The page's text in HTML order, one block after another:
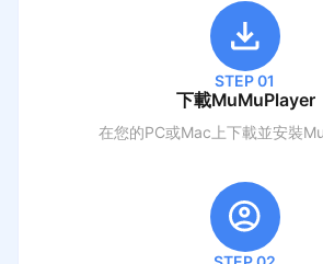
STEP 01
下載MuMuPlayer
在您的PC或Mac上下載並安裝